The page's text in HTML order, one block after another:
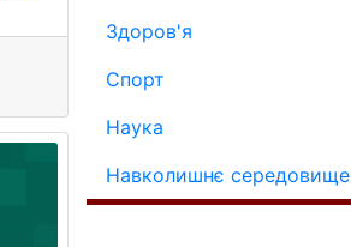
Здоров'я
Спорт
Наука
Навколишнє середовище